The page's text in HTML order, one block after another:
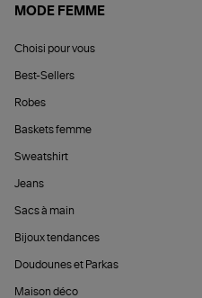
MODE FEMME
Choisi pour vous
Best-Sellers
Robes
Baskets femme
Sweatshirt
Jeans
Sacs à main
Bijoux tendances
Doudounes et Parkas
Maison déco